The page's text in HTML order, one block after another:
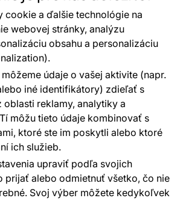
cookie a ďalšie technológie na
webovej stránky, analýzu
obsahu a personalizáciu
údaje o vašej aktivite (napr.
iné identifikátory) zdieľať s
oblasti reklamy, analytiky a
môžu tieto údaje kombinovať s
ktoré ste im poskytli alebo ktoré
ich služieb.
upraviť podľa svojich
prijať alebo odmietnuť všetko, čo nie
Svoj výber môžete kedykoľvek
hodín denne, 7 dní v
021
26776251, DIČ: CZ26776251
Příbram 261 01